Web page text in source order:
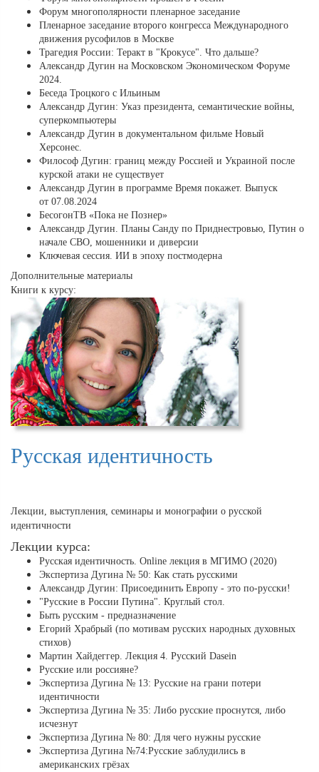
Форум многополярности пленарное заседание
Пленарное заседание второго конгресса Международного
движения русофилов в Москве
Трагедия России: Теракт в "Крокусе". Что дальше?
Александр Дугин на Московском Экономическом Форуме
2024.
Беседа Троцкого с Ильиным
Александр Дугин: Указ президента, семантические войны,
суперкомпьютеры
Александр Дугин в документальном фильме Новый
Херсонес.
Философ Дугин: границ между Россией и Украиной после
курской атаки не существует
Александр Дугин в программе Время покажет. Выпуск
от 07.08.2024
БесогонТВ «Пока не Познер»
Александр Дугин. Планы Санду по Приднестровью, Путин о
начале СВО, мошенники и диверсии
Ключевая сессия. ИИ в эпоху постмодерна
Дополнительные материалы
Книги к курсу:
Русская идентичность
Лекции, выступления, семинары и монографии о русской
идентичности
Лекции курса:
Русская идентичность. Online лекция в МГИМО (2020)
Экспертиза Дугина № 50: Как стать русскими
Александр Дугин: Присоединить Европу - это по-русски!
"Русские в России Путина". Круглый стол.
Быть русским - предназначение
Егорий Храбрый (по мотивам русских народных духовных
стихов)
Мартин Хайдеггер. Лекция 4. Русский Dasein
Русские или россияне?
Экспертиза Дугина № 13: Русские на грани потери
идентичности
Экспертиза Дугина № 35: Либо русские проснутся, либо
исчезнут
Экспертиза Дугина № 80: Для чего нужны русские
Экспертиза Дугина №74:Русские заблудились в
американских грёзах